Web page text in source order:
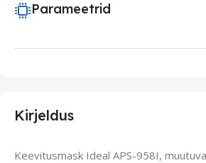
Kirjeldus
Keevitusmask Ideal APS-958I,
Parameetrid